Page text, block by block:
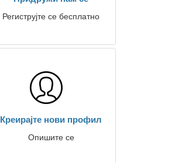
Региструјте се бесплатно
Креирајте нови профил
Опишите се